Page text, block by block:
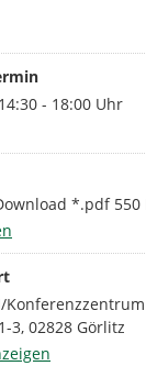
die
als auch
Jugendamt
Akteuren im
bietet die
Vernetzung und
und den
Kommen!
sind:
- 18:00 Uhr
*.pdf 550
Konferenzzentrum
3, 02828 Görlitz